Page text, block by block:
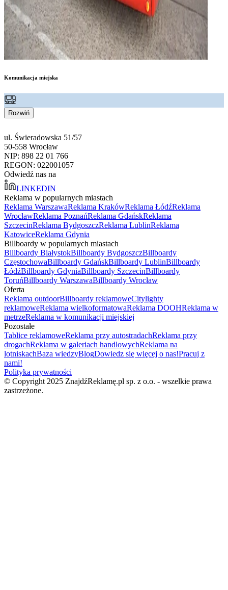
Komunikacja miejska
Rozwiń
ul. Świeradowska 51/57
50-558 Wrocław
NIP: 898 22 01 766
REGON: 022001057
Odwiedź nas na
LINKEDIN
Reklama w popularnych miastach
Reklama WarszawaReklama KrakówReklama ŁódźReklama
WrocławReklama PoznańReklama GdańskReklama
SzczecinReklama BydgoszczReklama LublinReklama
KatowiceReklama Gdynia
Billboardy w popularnych miastach
Billboardy BiałystokBillboardy BydgoszczBillboardy
CzęstochowaBillboardy GdańskBillboardy LublinBillboardy
ŁódźBillboardy GdyniaBillboardy SzczecinBillboardy
ToruńBillboardy WarszawaBillboardy Wrocław
Oferta
Reklama outdoorBillboardy reklamoweCitylighty
reklamoweReklama wielkoformatowaReklama DOOHReklama w
metrzeReklama w komunikacji miejskiej
Pozostałe
Tablice reklamoweReklama przy autostradachReklama przy
drogachReklama w galeriach handlowychReklama na
lotniskachBaza wiedzyBlogDowiedz się więcej o nas!Pracuj z
nami!
Polityka prywatności
© Copyright 2025 ZnajdźReklamę.pl sp. z o.o. - wszelkie prawa
zastrzeżone.